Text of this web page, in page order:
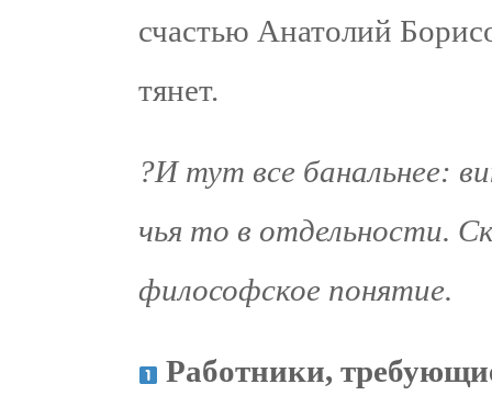
счастью Анатолий
тянет.
?И тут все банальнее:
чья то в отдельности.
философское понятие.
Работники,